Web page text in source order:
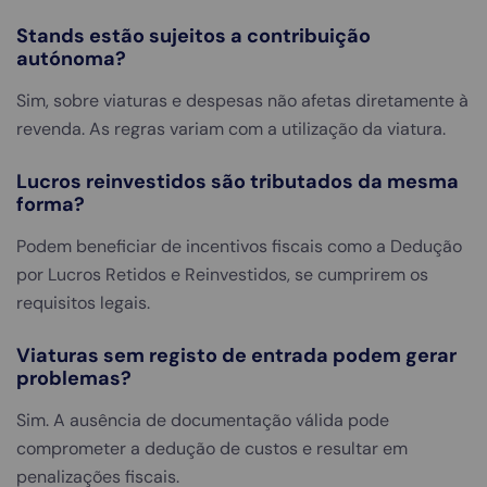
Stands estão sujeitos a contribuição
autónoma?
Sim, sobre viaturas e despesas não afetas diretamente à
revenda. As regras variam com a utilização da viatura.
Lucros reinvestidos são tributados da mesma
forma?
Podem beneficiar de incentivos fiscais como a Dedução
por Lucros Retidos e Reinvestidos, se cumprirem os
requisitos legais.
Viaturas sem registo de entrada podem gerar
problemas?
Sim. A ausência de documentação válida pode
comprometer a dedução de custos e resultar em
penalizações fiscais.